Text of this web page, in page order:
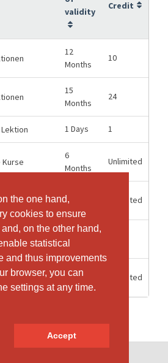
the one hand,
cookies to ensure
on the other hand,
statistical
and thus improvements
browser, you can
settings at any time.
Accept
the one hand,
cookies to ensure
on the other hand,
statistical
and thus improvements
browser, you can
settings at any time.
Accept
validity
Credit
12
Months
10
15
Months
24
1 Days 1
Kurse
6
Months
Unlimited
12
Months
Unlimited
Woche
12
Months
1
Months
Unlimited